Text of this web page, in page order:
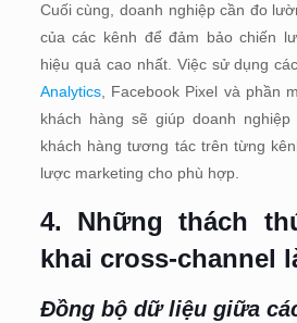
Cuối cùng, doanh nghiệp cần đo
của các kênh để đảm bảo chiến
hiệu quả cao nhất. Việc sử dụng
Analytics, Facebook Pixel và phần
khách hàng sẽ giúp doanh
khách hàng tương tác trên từng
lược marketing cho phù hợp.
4. Những thách
khai cross-channel
Đồng bộ dữ liệu giữa